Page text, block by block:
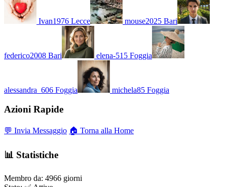
Ivan1976 Lecce mouse2025 Bari
federico2008 Bari elena-515 Foggia
alessandra_606 Foggia michela85 Foggia
Azioni Rapide
💬 Invia Messaggio 🏠 Torna alla Home
📊 Statistiche
Membro da: 4966 giorni